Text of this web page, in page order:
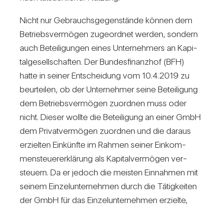
Nicht nur Gebrauchs­ge­gen­stände können dem
Betriebs­ver­mögen zuge­ordnet werden, son­dern
auch Betei­li­gungen eines Unter­neh­mers an Kapi­
tal­ge­sell­schaften. Der Bun­des­fi­nanzhof (BFH)
hatte in seiner Ent­schei­dung vom 10.4.2019 zu
beur­teilen, ob der Unter­nehmer seine Betei­li­gung
dem Betriebs­ver­mögen zuordnen muss oder
nicht. Dieser wollte die Betei­li­gung an einer GmbH
dem Pri­vat­ver­mögen zuordnen und die daraus
erzielten Ein­künfte im Rahmen seiner Ein­kom­
men­steu­er­erklä­rung als Kapi­tal­ver­mögen ver­
steuern. Da er jedoch die meisten Ein­nahmen mit
seinem Ein­zel­un­ter­nehmen durch die Tätig­keiten
der GmbH für das Ein­zel­un­ter­nehmen erzielte,